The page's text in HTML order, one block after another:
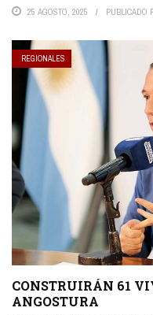
25 AGOSTO, 2025 PUBLICADO
REGIONALES
CONSTRUIRÁN 61
ANGOSTURA